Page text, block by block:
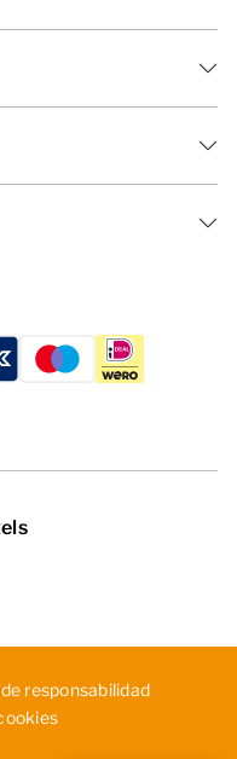
­res­pon­sab­ili­dad